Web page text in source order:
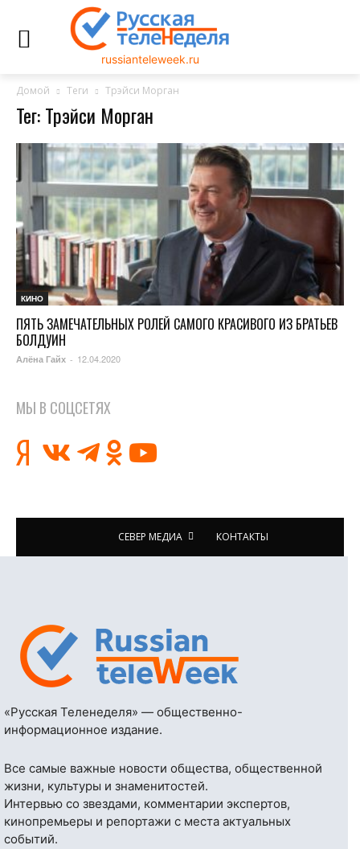
russianteleweek.ru
Домой Теги Трэйси Морган
Тег: Трэйси Морган
КИНО
ПЯТЬ ЗАМЕЧАТЕЛЬНЫХ РОЛЕЙ САМОГО КРАСИВОГО ИЗ БРАТЬЕВ
БОЛДУИН
Алёна Гайх - 12.04.2020
МЫ В СОЦСЕТЯХ
СЕВЕР МЕДИА КОНТАКТЫ
«Русская Теленеделя» — общественно-
информационное издание.
Все самые важные новости общества, общественной
жизни, культуры и знаменитостей.
Интервью со звездами, комментарии экспертов,
кинопремьеры и репортажи с места актуальных
событий.